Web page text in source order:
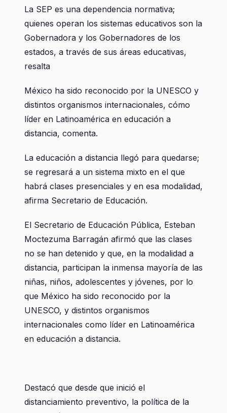
La SEP es una dependencia normativa;
quienes operan los sistemas educativos son la
Gobernadora y los Gobernadores de los
estados, a través de sus áreas educativas,
resalta
México ha sido reconocido por la UNESCO y
distintos organismos internacionales, cómo
líder en Latinoamérica en educación a
distancia, comenta.
La educación a distancia llegó para quedarse;
se regresará a un sistema mixto en el que
habrá clases presenciales y en esa modalidad,
afirma Secretario de Educación.
El Secretario de Educación Pública, Esteban
Moctezuma Barragán afirmó que las clases
no se han detenido y que, en la modalidad a
distancia, participan la inmensa mayoría de las
niñas, niños, adolescentes y jóvenes, por lo
que México ha sido reconocido por la
UNESCO, y distintos organismos
internacionales como líder en Latinoamérica
en educación a distancia.
Destacó que desde que inició el
distanciamiento preventivo, la política de la